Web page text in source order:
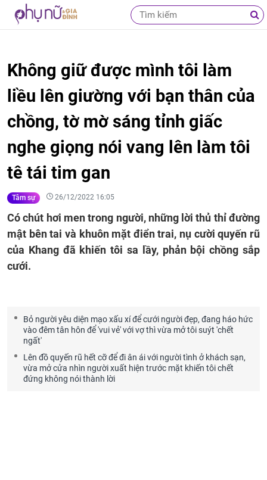
Không giữ được mình tôi làm
liều lên giường với bạn thân của
chồng, tờ mờ sáng tỉnh giấc
nghe giọng nói vang lên làm tôi
tê tái tim gan
Tâm sự 26/12/2022 16:05
Có chút hơi men trong người, những lời thủ thỉ đường
mật bên tai và khuôn mặt điển trai, nụ cười quyến rũ
của Khang đã khiến tôi sa lầy, phản bội chồng sắp
cưới.
Bỏ người yêu diện mạo xấu xí để cưới người đẹp, đang háo hức
vào đêm tân hôn để 'vui vẻ' với vợ thì vừa mở tôi suýt 'chết
ngất'
Lên đồ quyến rũ hết cỡ để đi ân ái với người tình ở khách sạn,
vừa mở cửa nhìn người xuất hiện trước mặt khiến tôi chết
đứng không nói thành lời